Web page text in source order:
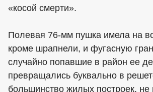
«косой смерти».
Полевая 76-мм пушка имела на
кроме шрапнели, и фугасную
случайно попавшие в район ее
превращались буквально в
большинство жилых построек, не